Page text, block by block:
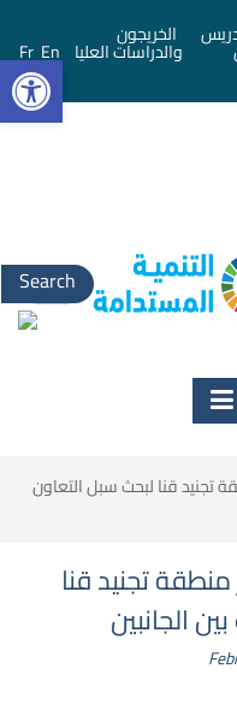
الخريجون
والدراسات العليا En
Fr
Search
for:
تجنيد قنا لبحث سبل التعاون
تجنيد قنا
الجانبين